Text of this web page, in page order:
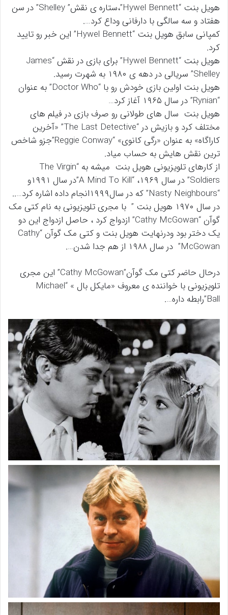
هویل بنت “Hywel Bennett”،ستاره ی نقش” Shelley” در سن
هفتاد و سه سالگی با دارفانی وداع کرد….
کمپانی سابق هویل بنت “Hywel Bennett” این خبر رو تایید
کرد.
هویل بنت “Hywel Bennett” برای بازی در نقش “James
Shelley” سریالی در دهه ی ۱۹۸۰ به شهرت رسید.
هویل بنت اولین بازی خودش رو با “Doctor Who” به عنوان
“Rynian” در سال ۱۹۶۵ آغاز کرد…
هویل بنت سال های طولانی رو صرف بازی در فیلم های
مختلف کرد و بازیش در “The Last Detective” «آخرین
کاراگاه» به عنوان «رگی کانوی» “Reggie Conway”جزو شاخص
ترین نقش هایش به حساب میاد.
از کارهای تلویزیونی هویل بنت میشه به “The Virgin
Soldiers” در سال ۱۹۶۹، “A Mind To Kill”در سال ۱۹۹۱و
“Nasty Neighbours” که در سال۱۹۹۹انجام داده اشاره کرد…..
در سال ۱۹۷۰ هویل بنت ” با مجری تلویزیونی به نام کتی مک
گوآن “Cathy McGowan” ازدواج کرد ، حاصل ازدواج این دو
یک دختر بود ودرنهایت هویل بنت و کتی مک گوآن “Cathy
McGowan” در سال ۱۹۸۸ از هم جدا شدن….
درحال حاضر کتی مک گوآن”Cathy McGowan” این مجری
تلویزیونی با خواننده ی معروف «مایکل بال » “Michael
Ball”رابطه داره….